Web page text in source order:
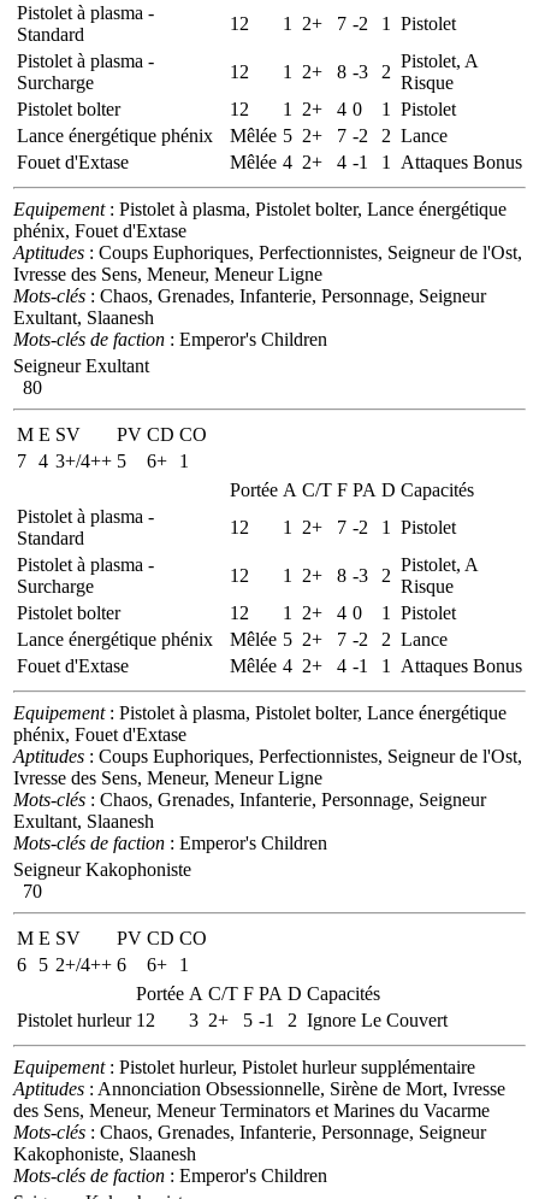
Pistolet à plasma -
Standard
12 1 2+ 7 -2 1
Pistolet
Pistolet à plasma -
Surcharge
12 1 2+ 8 -3 2
Pistolet, A
Risque
Pistolet bolter
12 1 2+ 4 0 1
Pistolet
Lance énergétique phénix
Mêlée 5 2+ 7 -2 2 Lance
Fouet d'Extase
Mêlée 4 2+ 4 -1 1 Attaques Bonus
Equipement: Pistolet à plasma, Pistolet bolter, Lance énergétique
phénix, Fouet d'Extase
Aptitudes : Coups Euphoriques, Perfectionnistes, Seigneur de l'Ost,
Ivresse des Sens, Meneur, Meneur Ligne
Mots-clés : Chaos, Grenades, Infanterie, Personnage, Seigneur
Exultant, Slaanesh
Mots-clés de faction : Emperor's Children
Seigneur Exultant
80
M E SV PV CD CO
7 4 3+/4++ 5 6+
1
Portée A C/T F PA D Capacités
Pistolet à plasma -
Standard
12 1 2+ 7 -2 1
Pistolet
Pistolet à plasma -
Surcharge
12 1 2+ 8 -3 2
Pistolet, A
Risque
Pistolet bolter
12 1 2+ 4 0 1
Pistolet
Lance énergétique phénix
Mêlée 5 2+ 7 -2 2 Lance
Fouet d'Extase
Mêlée 4 2+ 4 -1 1 Attaques Bonus
Equipement: Pistolet à plasma, Pistolet bolter, Lance énergétique
phénix, Fouet d'Extase
Aptitudes : Coups Euphoriques, Perfectionnistes, Seigneur de l'Ost,
Ivresse des Sens, Meneur, Meneur Ligne
Mots-clés : Chaos, Grenades, Infanterie, Personnage, Seigneur
Exultant, Slaanesh
Mots-clés de faction : Emperor's Children
Seigneur Kakophoniste
70
M E SV PV CD CO
6
5 2+/4++ 6 6+
1
Portée A C/T F PA D Capacités
Pistolet hurleur 12 3 2+ 5 -1 2 Ignore Le Couvert
Equipement: Pistolet hurleur, Pistolet hurleur supplémentaire
Aptitudes : Annonciation Obsessionnelle, Sirène de Mort, Ivresse
des Sens, Meneur, Meneur Terminators et Marines du Vacarme
Mots-clés : Chaos, Grenades, Infanterie, Personnage, Seigneur
Kakophoniste, Slaanesh
Mots-clés de faction : Emperor's Children